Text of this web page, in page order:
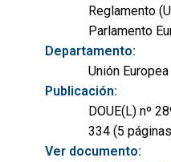
Reglamento
Parlamento
Departamento:
Unión Europea
Publicación:
DOUE(L) nº
334 (5
Ver documento: